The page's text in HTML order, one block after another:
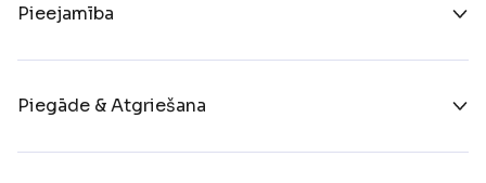
Pieejamība
Piegāde & Atgriešana